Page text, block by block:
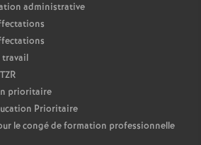
administrative
travail
prioritaire
Prioritaire
le congé de formation professionnelle